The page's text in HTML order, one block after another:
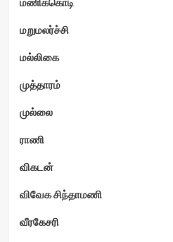
மறுமலர்ச்சி
மல்லிகை
முத்தாரம்
முல்லை
ராணி
விகடன்
விவேக சிந்தாமணி
வீரகேசரி